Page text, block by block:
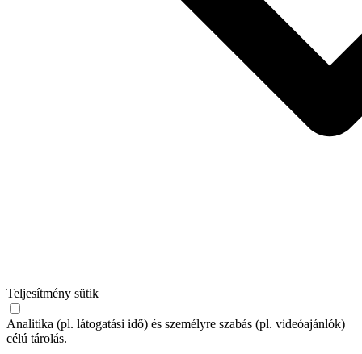
Teljesítmény sütik
Analitika (pl. látogatási idő) és személyre szabás (pl. videóajánlók)
célú tárolás.